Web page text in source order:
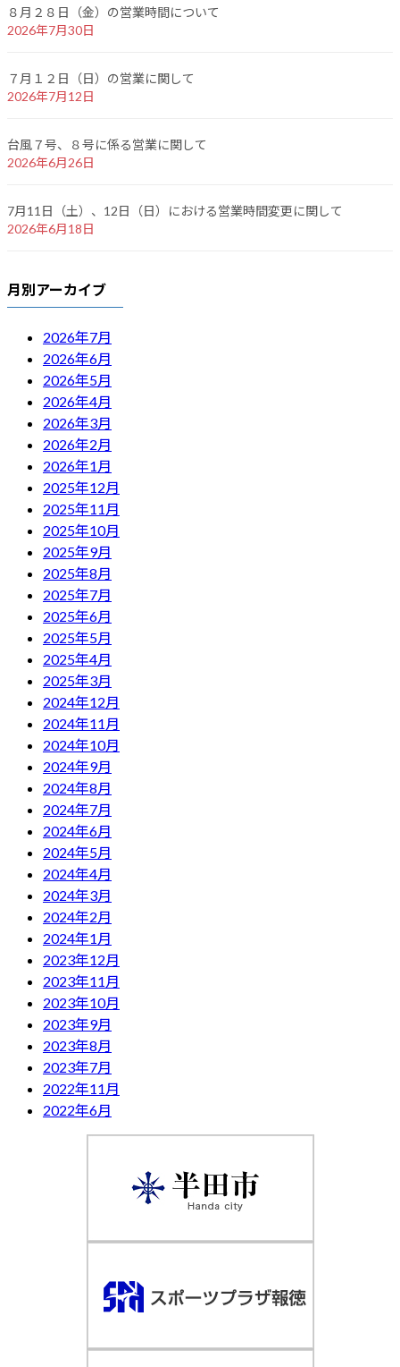
８月２８日（金）の営業時間について
2026年7月30日
７月１２日（日）の営業に関して
2026年7月12日
台風７号、８号に係る営業に関して
2026年6月26日
7月11日（土）、12日（日）における営業時間変更に関して
2026年6月18日
月別アーカイブ
2026年7月
2026年6月
2026年5月
2026年4月
2026年3月
2026年2月
2026年1月
2025年12月
2025年11月
2025年10月
2025年9月
2025年8月
2025年7月
2025年6月
2025年5月
2025年4月
2025年3月
2024年12月
2024年11月
2024年10月
2024年9月
2024年8月
2024年7月
2024年6月
2024年5月
2024年4月
2024年3月
2024年2月
2024年1月
2023年12月
2023年11月
2023年10月
2023年9月
2023年8月
2023年7月
2022年11月
2022年6月